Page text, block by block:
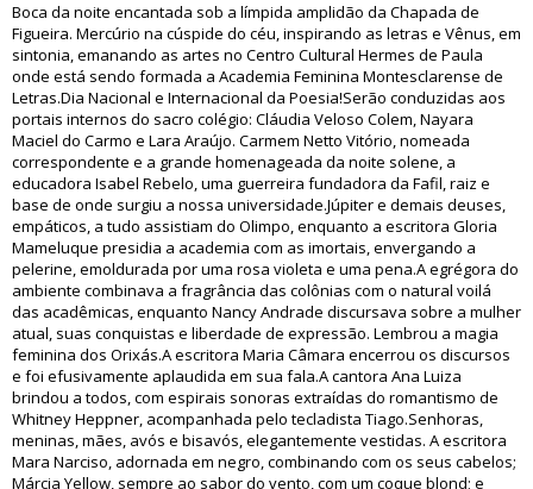
Boca da noite encantada sob a límpida amplidão da Chapada de
Figueira. Mercúrio na cúspide do céu, inspirando as letras e Vênus, em
sintonia, emanando as artes no Centro Cultural Hermes de Paula
onde está sendo formada a Academia Feminina Montesclarense de
Letras.Dia Nacional e Internacional da Poesia!Serão conduzidas aos
portais internos do sacro colégio: Cláudia Veloso Colem, Nayara
Maciel do Carmo e Lara Araújo. Carmem Netto Vitório, nomeada
correspondente e a grande homenageada da noite solene, a
educadora Isabel Rebelo, uma guerreira fundadora da Fafil, raiz e
base de onde surgiu a nossa universidade.Júpiter e demais deuses,
empáticos, a tudo assistiam do Olimpo, enquanto a escritora Gloria
Mameluque presidia a academia com as imortais, envergando a
pelerine, emoldurada por uma rosa violeta e uma pena.A egrégora do
ambiente combinava a fragrância das colônias com o natural voilá
das acadêmicas, enquanto Nancy Andrade discursava sobre a mulher
atual, suas conquistas e liberdade de expressão. Lembrou a magia
feminina dos Orixás.A escritora Maria Câmara encerrou os discursos
e foi efusivamente aplaudida em sua fala.A cantora Ana Luiza
brindou a todos, com espirais sonoras extraídas do romantismo de
Whitney Heppner, acompanhada pelo tecladista Tiago.Senhoras,
meninas, mães, avós e bisavós, elegantemente vestidas. A escritora
Mara Narciso, adornada em negro, combinando com os seus cabelos;
Márcia Yellow, sempre ao sabor do vento, com um coque blond; e